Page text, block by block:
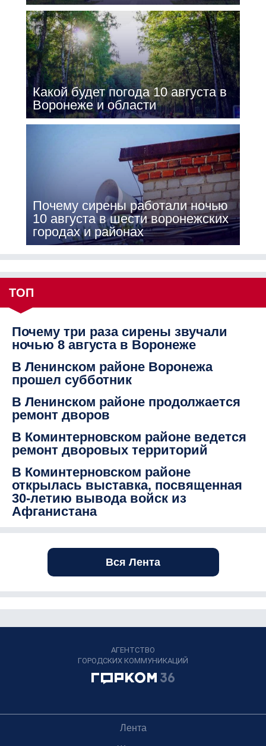
Какой будет погода 10 августа в
Воронеже и области
Почему сирены работали ночью
10 августа в шести воронежских
городах и районах
ТОП
Почему три раза сирены звучали
ночью 8 августа в Воронеже
В Ленинском районе Воронежа
прошел субботник
В Ленинском районе продолжается
ремонт дворов
В Коминтерновском районе ведется
ремонт дворовых территорий
В Коминтерновском районе
открылась выставка, посвященная
30-летию вывода войск из
Афганистана
Вся Лента
АГЕНТСТВО
ГОРОДСКИХ КОММУНИКАЦИЙ
Лента